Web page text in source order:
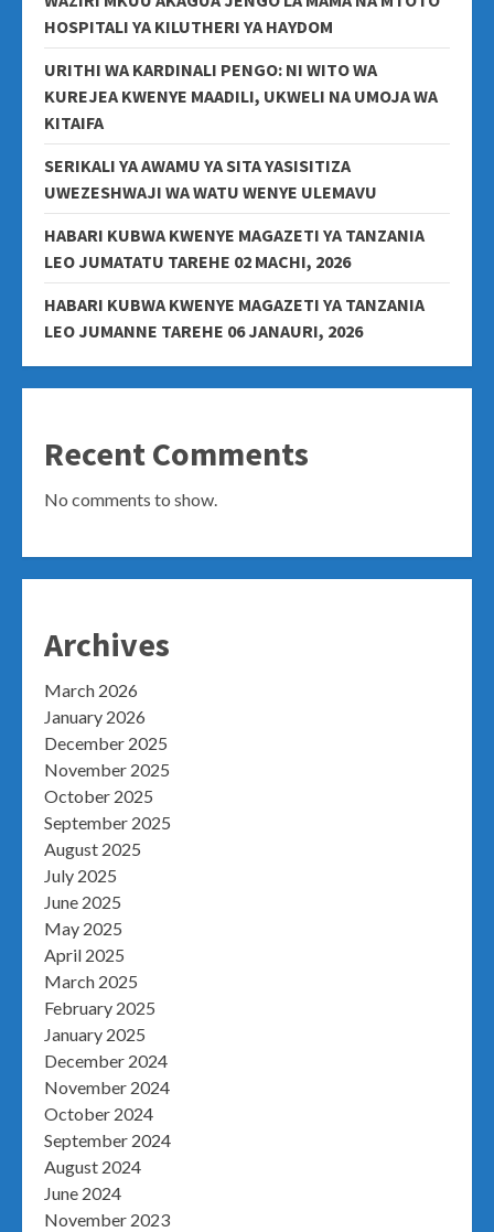
HOSPITALI YA KILUTHERI YA HAYDOM
URITHI WA KARDINALI PENGO: NI WITO WA
KUREJEA KWENYE MAADILI, UKWELI NA UMOJA WA
KITAIFA
SERIKALI YA AWAMU YA SITA YASISITIZA
UWEZESHWAJI WA WATU WENYE ULEMAVU
HABARI KUBWA KWENYE MAGAZETI YA TANZANIA
LEO JUMATATU TAREHE 02 MACHI, 2026
HABARI KUBWA KWENYE MAGAZETI YA TANZANIA
LEO JUMANNE TAREHE 06 JANAURI, 2026
Recent Comments
No comments to show.
Archives
March 2026
January 2026
December 2025
November 2025
October 2025
September 2025
August 2025
July 2025
June 2025
May 2025
April 2025
March 2025
February 2025
January 2025
December 2024
November 2024
October 2024
September 2024
August 2024
June 2024
November 2023